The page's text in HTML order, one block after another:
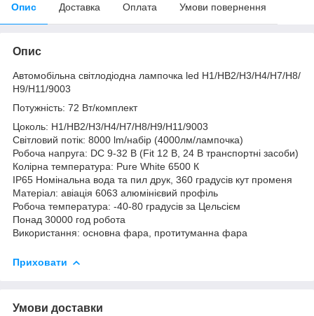
Опис Доставка Оплата Умови повернення
Опис
Автомобільна світлодіодна лампочка led Н1/HB2/Н3/H4/Н7/Н8/
Н9/Н11/9003
Потужність: 72 Вт/комплект
Цоколь: Н1/HB2/Н3/H4/Н7/Н8/Н9/Н11/9003
Світловий потік: 8000 lm/набір (4000лм/лампочка)
Робоча напруга: DC 9-32 В (Fit 12 В, 24 В транспортні засоби)
Колірна температура: Pure White 6500 К
IP65 Номінальна вода та пил друк, 360 градусів кут променя
Матеріал: авіація 6063 алюмінієвий профіль
Робоча температура: -40-80 градусів за Цельсієм
Понад 30000 год робота
Використання: основна фара, протитуманна фара
Приховати
Умови доставки